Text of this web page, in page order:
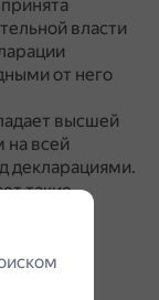
власти
от него
высшей
на всей
декларациями.
такие